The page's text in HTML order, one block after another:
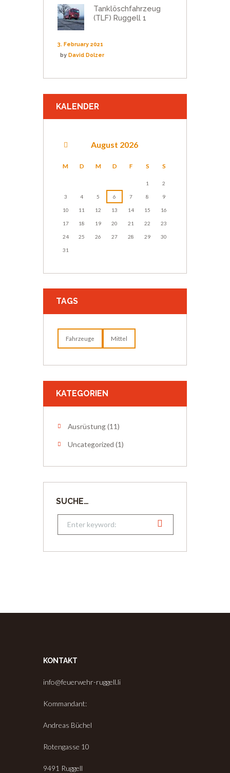
Tanklöschfahrzeug
(TLF) Ruggell 1
3. February 2021
byDavid Dolzer
KALENDER
August 2026
M D M D F S S
1 2
3 4 5 6 7 8 9
10 11 12 13 14 15 16
17 18 19 20 21 22 23
24 25 26 27 28 29 30
31
TAGS
Fahrzeuge Mittel
KATEGORIEN
Ausrüstung(11)
Uncategorized (1)
SUCHE…
KONTAKT
info@feuerwehr-ruggell.li
Kommandant:
Andreas Büchel
Rotengasse 10
9491 Ruggell